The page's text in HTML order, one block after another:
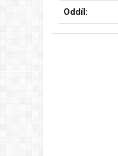
Oddíl: